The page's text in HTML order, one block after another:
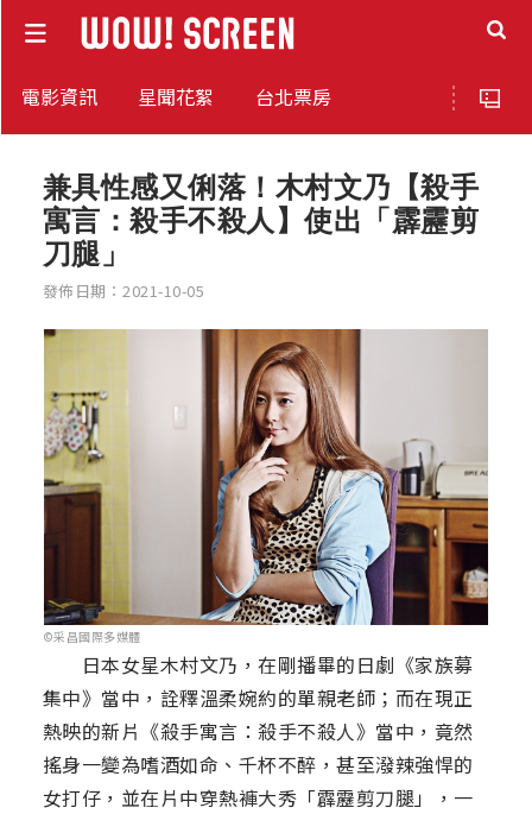
電影資訊 星聞花絮 台北票房
兼具性感又俐落！木村文乃【殺手
寓言：殺手不殺人】使出「霹靂剪
刀腿」
發佈日期：2021-10-05
©采昌國際多媒體
日本女星木村文乃，在剛播畢的日劇《家族募
集中》當中，詮釋溫柔婉約的單親老師；而在現正
熱映的新片《殺手寓言：殺手不殺人》當中，竟然
搖身一變為嗜酒如命、千杯不醉，甚至潑辣強悍的
女打仔，並在片中穿熱褲大秀「霹靂剪刀腿」，一